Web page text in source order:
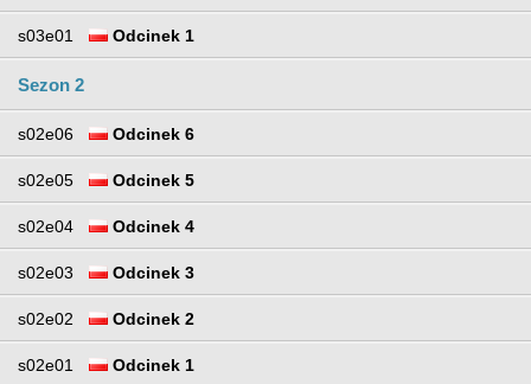
s03e01 Odcinek 1
Sezon 2
s02e06 Odcinek 6
s02e05 Odcinek 5
s02e04 Odcinek 4
s02e03 Odcinek 3
s02e02 Odcinek 2
s02e01 Odcinek 1